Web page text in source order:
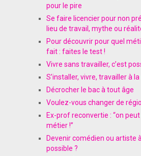
pour le pire
Se faire licencier pour non
lieu de travail, mythe ou
Pour découvrir pour quel
fait : faites le test !
Vivre sans travailler, c’est
S’installer, vivre, travailler à
Décrocher le bac à tout âge
Voulez-vous changer de
Ex-prof reconvertie : “on
métier !”
Devenir comédien ou artiste
possible ?